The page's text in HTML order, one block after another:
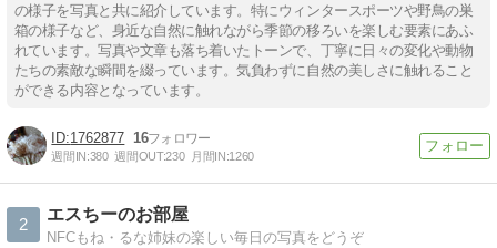
の様子を写真と共に紹介しています。特にウィンタースポーツや野鳥の巣
箱の様子など、身近な自然に触れながら季節の移ろいを楽しむ要素にあふ
れています。写真や文章も落ち着いたトーンで、丁寧に日々の変化や動物
たちの素敵な瞬間を綴っています。気負わずに自然の美しさに触れること
ができる内容となっています。
1762877 16
週間IN:380 週間OUT:230 月間IN:1260
2
エスちーのお部屋
NFCもね・るな姉妹の楽しい毎日の写真をどうぞ